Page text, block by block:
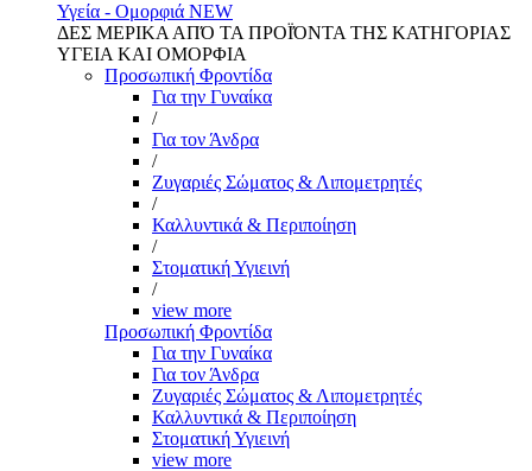
Υγεία - Ομορφιά NEW
ΔΕΣ ΜΕΡΙΚΑ ΑΠΌ ΤΑ ΠΡΟΪΌΝΤΑ ΤΗΣ ΚΑΤΗΓΟΡΙΑΣ
ΥΓΕΙΑ ΚΑΙ ΟΜΟΡΦΙΑ
Προσωπική Φροντίδα
Για την Γυναίκα
/
Για τον Άνδρα
/
Ζυγαριές Σώματος & Λιπομετρητές
/
Καλλυντικά & Περιποίηση
/
Στοματική Υγιεινή
/
view more
Προσωπική Φροντίδα
Για την Γυναίκα
Για τον Άνδρα
Ζυγαριές Σώματος & Λιπομετρητές
Καλλυντικά & Περιποίηση
Στοματική Υγιεινή
view more